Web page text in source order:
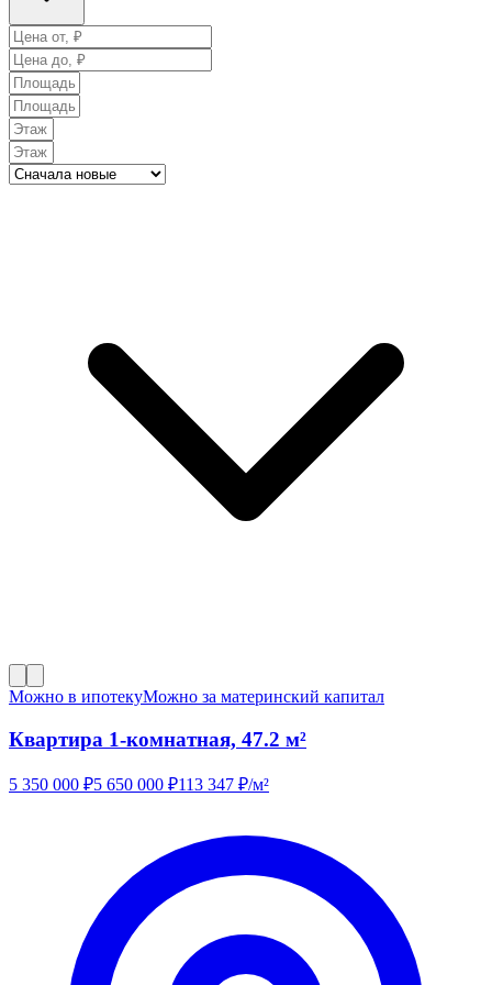
Можно в ипотекуМожно за материнский капитал
Квартира 1-комнатная, 47.2 м²
5 350 000 ₽5 650 000 ₽113 347 ₽/м²